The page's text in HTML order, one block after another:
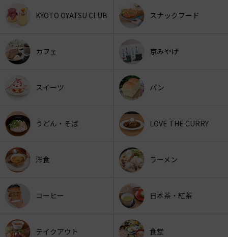
KYOTO OYATSU CLUB スナックフード
カフェ 京みやげ
スイーツ パン
うどん・そば LOVE THE CURRY
洋食 ラーメン
コーヒー 日本茶・紅茶
テイクアウト 食堂